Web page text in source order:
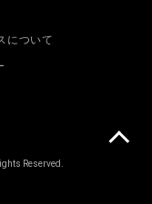
について
Reserved.